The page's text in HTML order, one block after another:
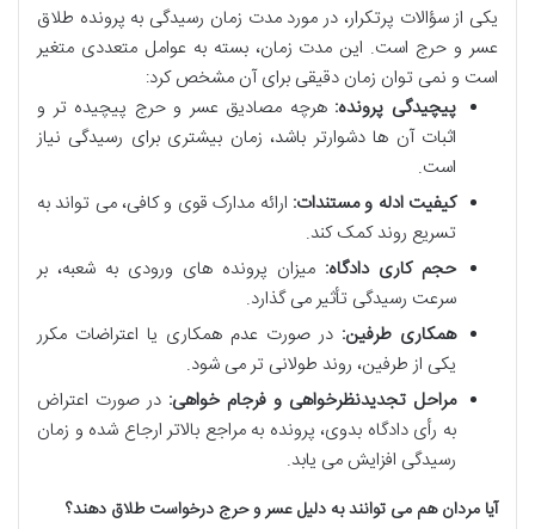
یکی از سؤالات پرتکرار، در مورد مدت زمان رسیدگی به پرونده طلاق
عسر و حرج است. این مدت زمان، بسته به عوامل متعددی متغیر
است و نمی توان زمان دقیقی برای آن مشخص کرد:
پیچیدگی پرونده: هرچه مصادیق عسر و حرج پیچیده تر و
اثبات آن ها دشوارتر باشد، زمان بیشتری برای رسیدگی نیاز
است.
کیفیت ادله و مستندات: ارائه مدارک قوی و کافی، می تواند به
تسریع روند کمک کند.
حجم کاری دادگاه: میزان پرونده های ورودی به شعبه، بر
سرعت رسیدگی تأثیر می گذارد.
همکاری طرفین: در صورت عدم همکاری یا اعتراضات مکرر
یکی از طرفین، روند طولانی تر می شود.
مراحل تجدیدنظرخواهی و فرجام خواهی: در صورت اعتراض
به رأی دادگاه بدوی، پرونده به مراجع بالاتر ارجاع شده و زمان
رسیدگی افزایش می یابد.
آیا مردان هم می توانند به دلیل عسر و حرج درخواست طلاق دهند؟